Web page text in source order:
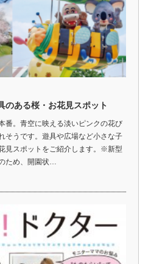
のある桜・お花見スポット
番。青空に映える淡いピンクの花び
そうです。遊具や広場など小さな子
見スポットをご紹介します。※新型
ため、開園状…